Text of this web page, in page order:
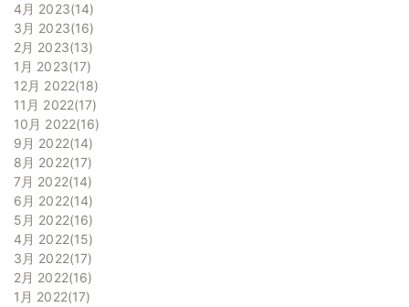
4月 2023 14
3月 2023 16
2月 2023 13
1月 2023 17
12月 2022 18
11月 2022 17
10月 2022 16
9月 2022 14
8月 2022 17
7月 2022 14
6月 2022 14
5月 2022 16
4月 2022 15
3月 2022 17
2月 2022 16
1月 2022 17